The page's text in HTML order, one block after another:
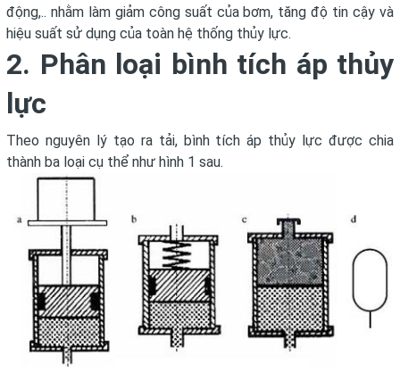
động,.. nhằm làm giảm công suất của bơm, tăng độ tin cậy và
hiệu suất sử dụng của toàn hệ thống thủy lực.
2. Phân loại bình tích áp thủy
lực
Theo nguyên lý tạo ra tải, bình tích áp thủy lực được chia
thành ba loại cụ thể như hình 1 sau.